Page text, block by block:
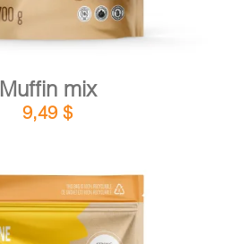
Muffin mix
9,49 $